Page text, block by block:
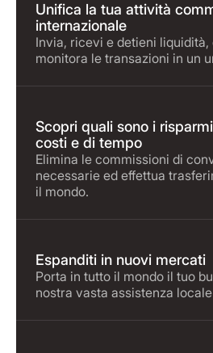
Unifica la tua attività
internazionale
Invia, ricevi e detieni
monitora le transazioni in un
Scopri quali sono i
costi e di tempo
Elimina le commissioni di
necessarie ed effettua
il mondo.
Espanditi in nuovi mercati
Porta in tutto il mondo il tuo
nostra vasta assistenza